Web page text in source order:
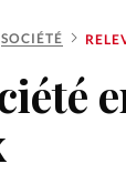
SOCIÉTÉ